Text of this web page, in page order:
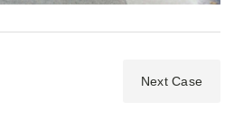
Next Case